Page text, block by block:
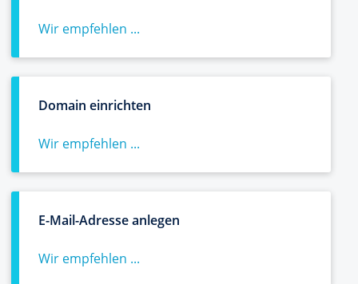
Wir empfehlen ...
Domain einrichten
Wir empfehlen ...
E-Mail-Adresse anlegen
Wir empfehlen ...